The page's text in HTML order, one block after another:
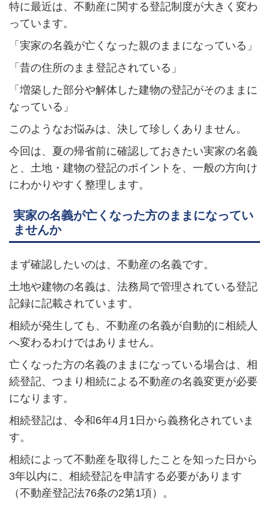
特に最近は、不動産に関する登記制度が大きく変わ
っています。
「実家の名義が亡くなった親のままになっている」
「昔の住所のまま登記されている」
「増築した部分や解体した建物の登記がそのままに
なっている」
このようなお悩みは、決して珍しくありません。
今回は、夏の帰省前に確認しておきたい実家の名義
と、土地・建物の登記のポイントを、一般の方向け
にわかりやすく整理します。
実家の名義が亡くなった方のままになってい
ませんか
まず確認したいのは、不動産の名義です。
土地や建物の名義は、法務局で管理されている登記
記録に記載されています。
相続が発生しても、不動産の名義が自動的に相続人
へ変わるわけではありません。
亡くなった方の名義のままになっている場合は、相
続登記、つまり相続による不動産の名義変更が必要
になります。
相続登記は、令和6年4月1日から義務化されていま
す。
相続によって不動産を取得したことを知った日から
3年以内に、相続登記を申請する必要があります
（不動産登記法76条の2第1項）。